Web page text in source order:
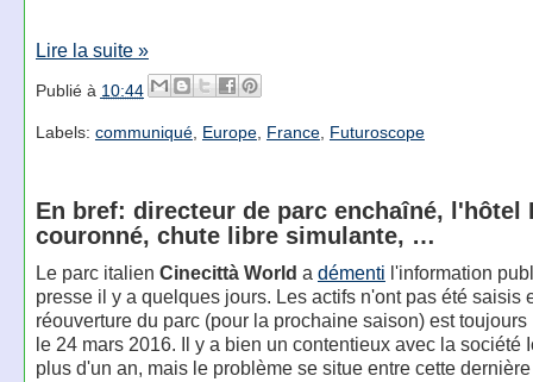
Lire la suite »
Publié à 10:44
Labels: communiqué, Europe, France, Futuroscope
En bref: directeur de parc enchaîné, l'hôtel
couronné, chute libre simulante, …
Le parc italien Cinecittà World a démenti l'information
presse il y a quelques jours. Les actifs n'ont pas été saisis
réouverture du parc (pour la prochaine saison) est toujours
le 24 mars 2016. Il y a bien un contentieux avec la société
plus d'un an, mais le problème se situe entre cette